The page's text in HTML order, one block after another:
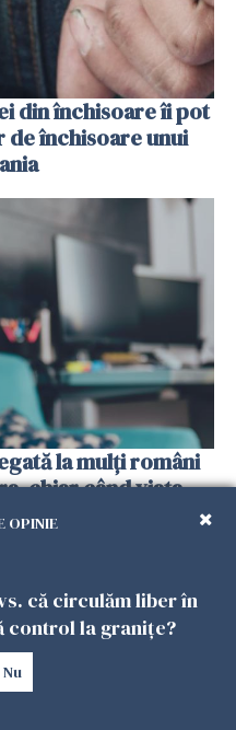
din închisoare îi pot
de închisoare unui
la mulți români
chiar când viața
OPINIE
că circulăm liber în
control la granițe?
Nu